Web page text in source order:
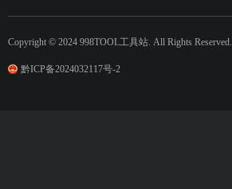
Copyright © 2024 998TOOL工具站. All Rights Reserved.
黔ICP备2024032117号-2